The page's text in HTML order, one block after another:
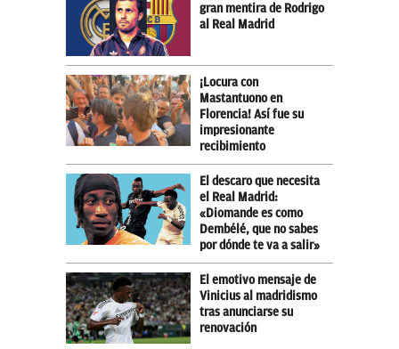
gran mentira de Rodrigo
al Real Madrid
¡Locura con
Mastantuono en
Florencia! Así fue su
impresionante
recibimiento
El descaro que necesita
el Real Madrid:
«Diomande es como
Dembélé, que no sabes
por dónde te va a salir»
El emotivo mensaje de
Vinicius al madridismo
tras anunciarse su
renovación